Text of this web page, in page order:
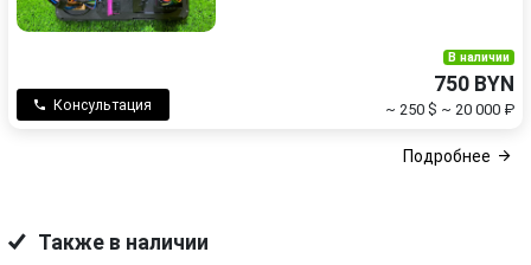
Консультация
В наличии
750 BYN
~ 250 $ ~ 20 000 ₽
Подробнее
Также в наличии